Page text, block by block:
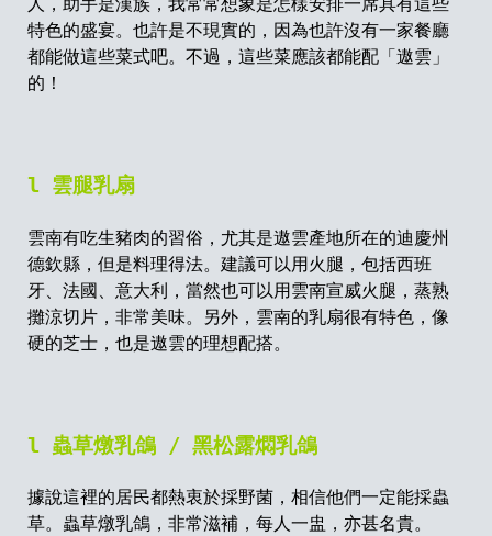
特色的盛宴。也許是不現實的，因為也許沒有一家餐廳
都能做這些菜式吧。不過，這些菜應該都能配「遨雲」
的！
l 雲腿乳扇
雲南有吃生豬肉的習俗，尤其是遨雲產地所在的迪慶州
德欽縣，但是料理得法。建議可以用火腿，包括西班
牙、法國、意大利，當然也可以用雲南宣威火腿，蒸熟
攤涼切片，非常美味。另外，雲南的乳扇很有特色，像
硬的芝士，也是遨雲的理想配搭。
l 蟲草燉乳鴿 / 黑松露燜乳鴿
據說這裡的居民都熱衷於採野菌，相信他們一定能採蟲
草。蟲草燉乳鴿，非常滋補，每人一盅，亦甚名貴。